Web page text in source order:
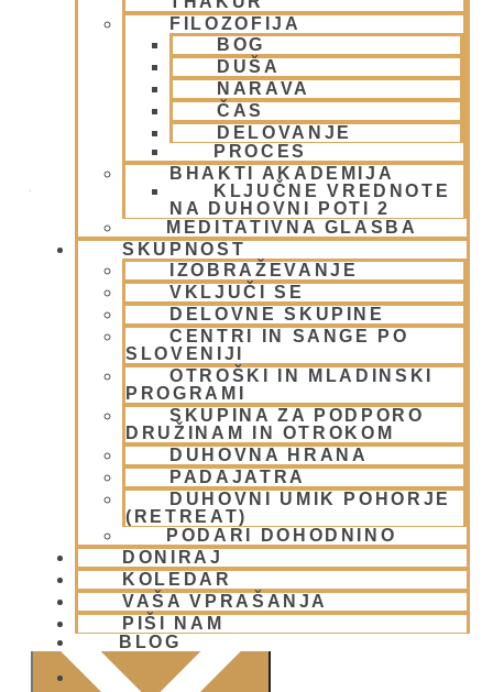
FILOZOFIJA
BOG
DUŠA
NARAVA
ČAS
DELOVANJE
PROCES
BHAKTI AKADEMIJA
KLJUČNE VREDNOTE
NA DUHOVNI POTI 2
MEDITATIVNA GLASBA
SKUPNOST
IZOBRAŽEVANJE
VKLJUČI SE
DELOVNE SKUPINE
CENTRI IN SANGE PO
SLOVENIJI
OTROŠKI IN MLADINSKI
PROGRAMI
SKUPINA ZA PODPORO
DRUŽINAM IN OTROKOM
DUHOVNA HRANA
PADAJATRA
DUHOVNI UMIK POHORJE
(RETREAT)
PODARI DOHODNINO
DONIRAJ
KOLEDAR
VAŠA VPRAŠANJA
PIŠI NAM
BLOG
Dvorana – Center Hare Krišna v
1000 Slovenia
+ Google Zemljevidi
01/ 4312319
Poglej Prizorišče spletno stran
DODAJ V KOLEDAR